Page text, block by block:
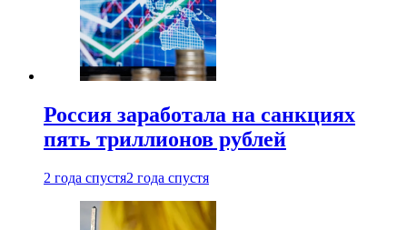
Россия заработала на санкциях
пять триллионов рублей
2 года спустя2 года спустя